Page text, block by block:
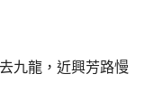
九龍，近興芳路慢